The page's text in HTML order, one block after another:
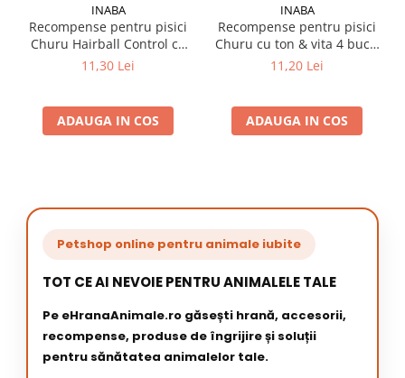
INABA
Recompense pentru pisici
Churu Hairball Control cu
pui 4 buc x 14 gr
11,30 Lei
ADAUGA IN COS
INABA
Recompense pentru pisici
Churu cu ton & vita 4 buc x
14 gr
11,20 Lei
ADAUGA IN COS
Petshop online pentru animale iubite
TOT CE AI NEVOIE PENTRU ANIMALELE TALE
Pe eHranaAnimale.ro găsești hrană, accesorii,
recompense, produse de îngrijire și soluții
pentru sănătatea animalelor tale.